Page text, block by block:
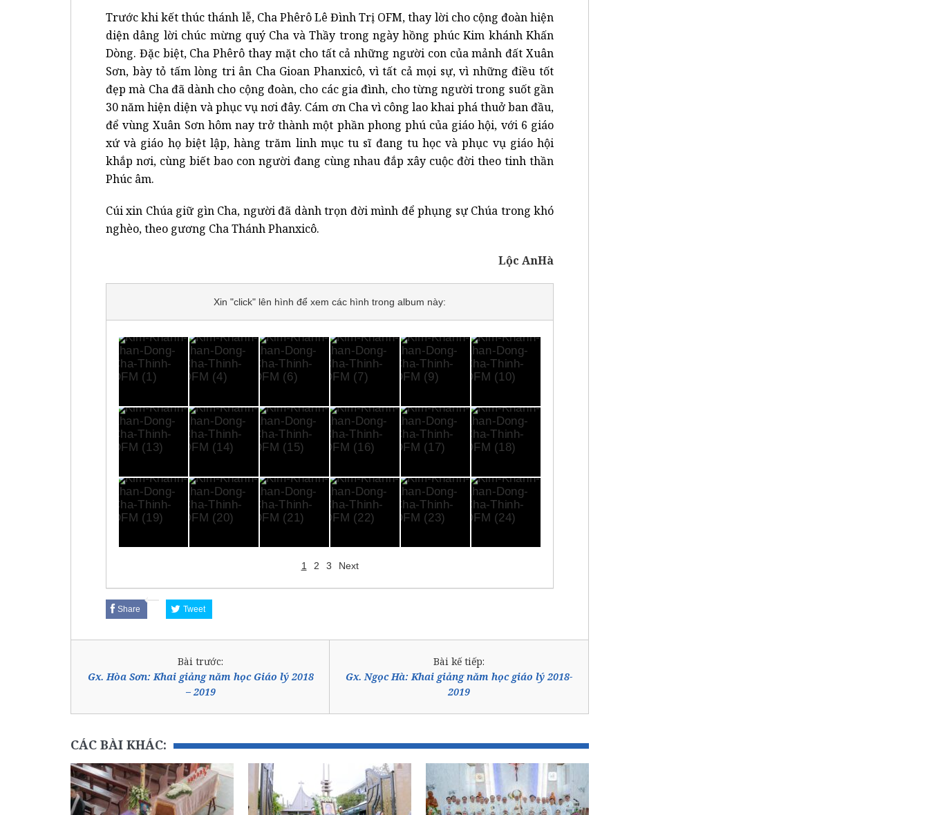
Trước khi kết thúc thánh lễ, Cha Phêrô Lê Đình Trị OFM, thay lời cho cộng đoàn hiện
diện dâng lời chúc mừng quý Cha và Thầy trong ngày hồng phúc Kim khánh Khấn
Dòng. Đặc biệt, Cha Phêrô thay mặt cho tất cả những người con của mảnh đất Xuân
Sơn, bày tỏ tấm lòng tri ân Cha Gioan Phanxicô, vì tất cả mọi sự, vì những điều tốt
đẹp mà Cha đã dành cho cộng đoàn, cho các gia đình, cho từng người trong suốt gần
30 năm hiện diện và phục vụ nơi đây. Cám ơn Cha vì công lao khai phá thuở ban đầu,
để vùng Xuân Sơn hôm nay trở thành một phần phong phú của giáo hội, với 6 giáo
xứ và giáo họ biệt lập, hàng trăm linh mục tu sĩ đang tu học và phục vụ giáo hội
khắp nơi, cùng biết bao con người đang cùng nhau đắp xây cuộc đời theo tinh thần
Phúc âm.
Cúi xin Chúa giữ gìn Cha, người đã dành trọn đời mình để phụng sự Chúa trong khó
nghèo, theo gương Cha Thánh Phanxicô.
Lộc AnHà
Xin "click" lên hình để xem các hình trong album này:
1 2 3 Next
Share Tweet
Bài trước:
Gx. Hòa Sơn: Khai giảng năm học Giáo lý 2018
– 2019
Bài kế tiếp:
Gx. Ngọc Hà: Khai giảng năm học giáo lý 2018-
2019
CÁC BÀI KHÁC: